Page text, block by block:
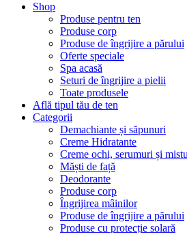
Shop
Produse pentru ten
Produse corp
Produse de îngrijire a părului
Oferte speciale
Spa acasă
Seturi de îngrijire a pielii
Toate produsele
Află tipul tău de ten
Categorii
Demachiante și săpunuri
Creme Hidratante
Creme ochi, serumuri și
Măști de față
Deodorante
Produse corp
Îngrijirea mâinilor
Produse de îngrijire a părului
Produse cu protecție solară